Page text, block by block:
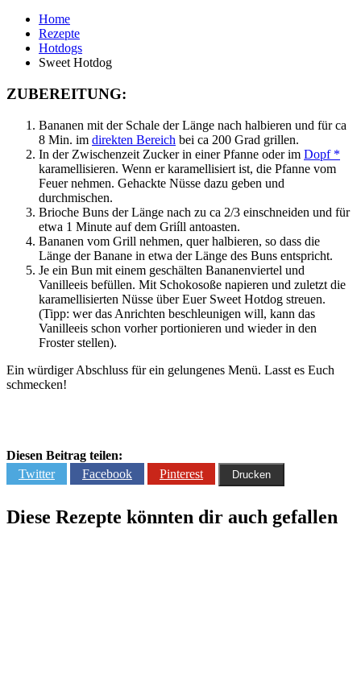
Home
Rezepte
Hotdogs
Sweet Hotdog
ZUBEREITUNG:
Bananen mit der Schale der Länge nach halbieren und für ca
8 Min. im direkten Bereich bei ca 200 Grad grillen.
In der Zwischenzeit Zucker in einer Pfanne oder im Dopf *
karamellisieren. Wenn er karamellisiert ist, die Pfanne vom
Feuer nehmen. Gehackte Nüsse dazu geben und
durchmischen.
Brioche Buns der Länge nach zu ca 2/3 einschneiden und für
etwa 1 Minute auf dem Griíll antoasten.
Bananen vom Grill nehmen, quer halbieren, so dass die
Länge der Banane in etwa der Länge des Buns entspricht.
Je ein Bun mit einem geschälten Bananenviertel und
Vanilleeis befüllen. Mit Schokosoße napieren und zuletzt die
karamellisierten Nüsse über Euer Sweet Hotdog streuen.
(Tipp: wer das Anrichten beschleunigen will, kann das
Vanilleeis schon vorher portionieren und wieder in den
Froster stellen).
Ein würdiger Abschluss für ein gelungenes Menü. Lasst es Euch
schmecken!
Diesen Beitrag teilen:
Twitter
Facebook Pinterest Drucken
Diese Rezepte könnten dir auch gefallen